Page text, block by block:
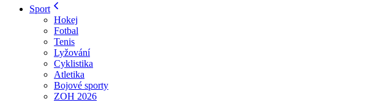
Sport
Hokej
Fotbal
Tenis
Lyžování
Cyklistika
Atletika
Bojové sporty
ZOH 2026